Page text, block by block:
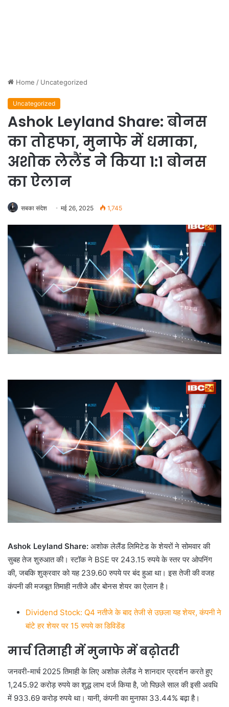
Home / Uncategorized
Uncategorized
Ashok Leyland Share: बोनस
का तोहफा, मुनाफे में धमाका,
अशोक लेलैंड ने किया 1:1 बोनस
का ऐलान
सबका संदेश मई 26, 2025 1,745
Ashok Leyland Share: अशोक लेलैंड लिमिटेड के शेयरों ने सोमवार की
सुबह तेज शुरुआत की। स्टॉक ने BSE पर 243.15 रुपये के स्तर पर ओपनिंग
की, जबकि शुक्रवार को यह 239.60 रुपये पर बंद हुआ था। इस तेजी की वजह
कंपनी की मजबूत तिमाही नतीजे और बोनस शेयर का ऐलान है।
Dividend Stock: Q4 नतीजे के बाद तेजी से उछला यह शेयर, कंपनी ने
बांटे हर शेयर पर 15 रुपये का डिविडेंड
मार्च तिमाही में मुनाफे में बढ़ोतरी
जनवरी-मार्च 2025 तिमाही के लिए अशोक लेलैंड ने शानदार प्रदर्शन करते हुए
1,245.92 करोड़ रुपये का शुद्ध लाभ दर्ज किया है, जो पिछले साल की इसी अवधि
में 933.69 करोड़ रुपये था। यानी, कंपनी का मुनाफा 33.44% बढ़ा है।